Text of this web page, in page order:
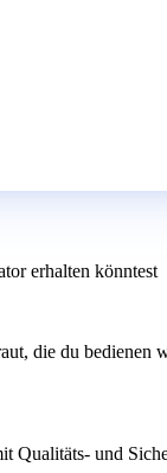
erhalten könntest
die du bedienen
Qualitäts- und